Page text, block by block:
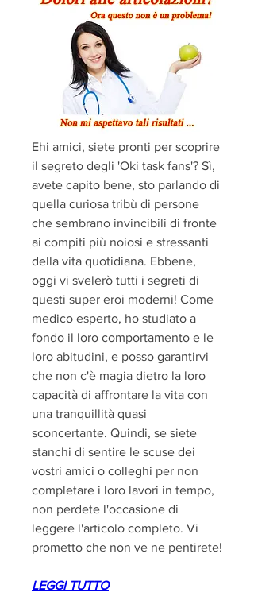
Ehi amici, siete pronti per scoprire
il segreto degli 'Oki task fans'? Sì,
avete capito bene, sto parlando di
quella curiosa tribù di persone
che sembrano invincibili di fronte
ai compiti più noiosi e stressanti
della vita quotidiana. Ebbene,
oggi vi svelerò tutti i segreti di
questi super eroi moderni! Come
medico esperto, ho studiato a
fondo il loro comportamento e le
loro abitudini, e posso garantirvi
che non c'è magia dietro la loro
capacità di affrontare la vita con
una tranquillità quasi
sconcertante. Quindi, se siete
stanchi di sentire le scuse dei
vostri amici o colleghi per non
completare i loro lavori in tempo,
non perdete l'occasione di
leggere l'articolo completo. Vi
prometto che non ve ne pentirete!
LEGGI TUTTO